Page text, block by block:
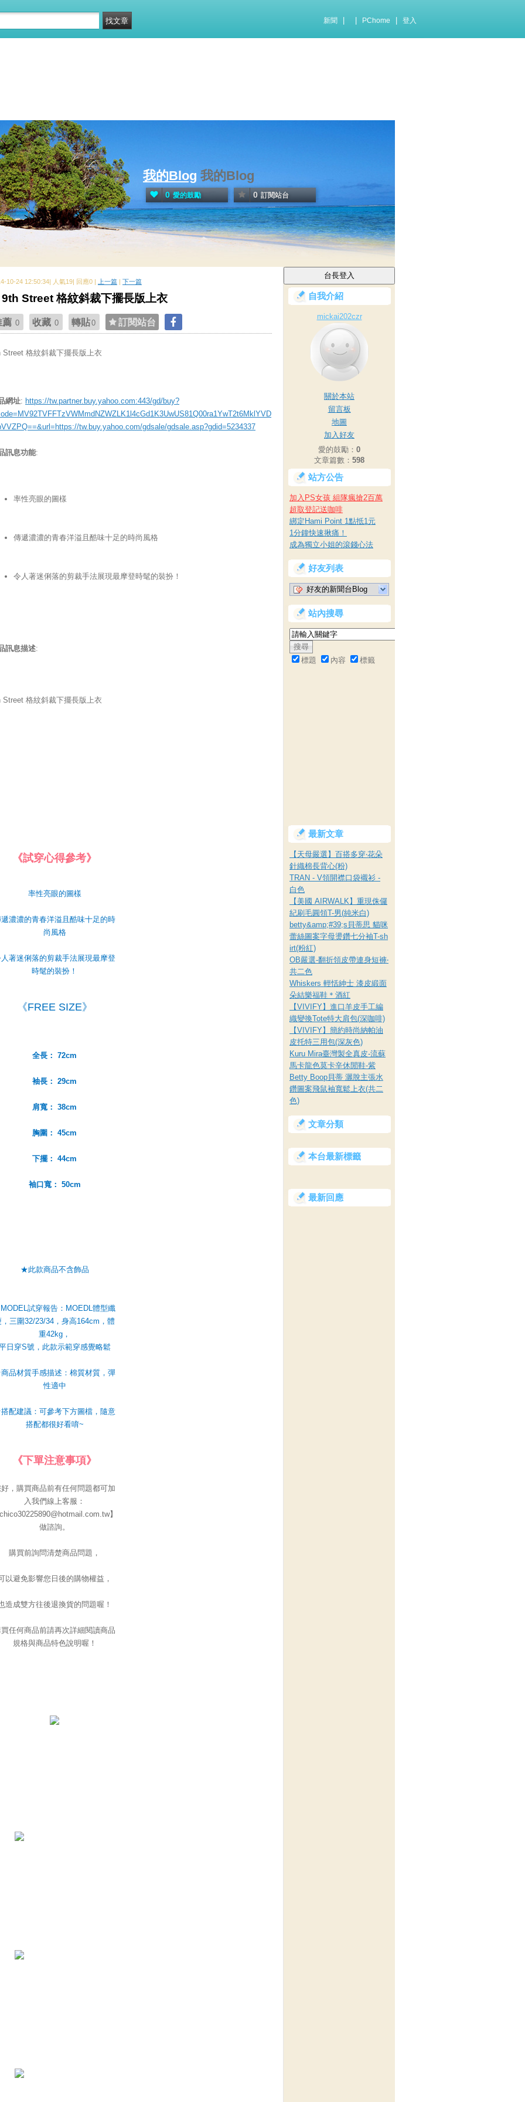
新聞 PChome 登入
我的Blog 我的Blog
0 愛的鼓勵 0 訂閱站台
10-24 12:50:34| 人氣19| 回應0 | 上一篇 | 下一篇
9th Street 格紋斜裁下擺長版上衣
薦 0 收藏 0 轉貼0 訂閱站台
Street 格紋斜裁下擺長版上衣
網址: https://tw.partner.buy.yahoo.com:443/gd/buy?
tw.buy.yahoo.com/gdsale/gdsale.asp?gdid=5234337
訊息功能:
率性亮眼的圖樣
傳遞濃濃的青春洋溢且酷味十足的時尚風格
令人著迷俐落的剪裁手法展現最摩登時髦的裝扮！
訊息描述:
Street 格紋斜裁下擺長版上衣
《試穿心得參考》
率性亮眼的圖樣
濃濃的青春洋溢且酷味十足的時
尚風格
著迷俐落的剪裁手法展現最摩登
時髦的裝扮！
《FREE SIZE》
全長： 72cm
袖長： 29cm
肩寬： 38cm
胸圍： 45cm
下擺： 44cm
袖口寬： 50cm
★此款商品不含飾品
試穿報告：MOEDL體型纖
，三圍32/23/34，身高164cm，體
重42kg，
日穿S號，此款示範穿感覺略鬆
品材質手感描述：棉質材質，彈
性適中
配建議：可參考下方圖檔，隨意
搭配都很好看唷~
《下單注意事項》
，購買商品前有任何問題都可加
入我們線上客服：
】
做諮詢。
購買前詢問清楚商品問題，
以避免影響您日後的購物權益，
造成雙方往後退換貨的問題喔！
任何商品前請再次詳細閱讀商品
規格與商品特色說明喔！
自我介紹
mickai202czr
關於本站
留言板
地圖
加入好友
愛的鼓勵： 0
文章篇數： 598
站方公告
加入PS女孩 組隊瘋搶2百萬
超取登記送咖啡
綁定Hami Point 1點抵1元
1分鐘快速揪痛！
成為獨立小姐的滾錢心法
好友列表
好友的新聞台Blog
站內搜尋
標題 內容 標籤
最新文章
【天母嚴選】百搭多穿‧花朵
針織棉長背心(粉)
TRAN - V領開襟口袋襯衫 -
白色
【美國 AIRWALK】重現侏儸
紀刷毛圓領T-男(純米白)
betty&amp;#39;s貝蒂思 貓咪
蕾絲圖案字母燙鑽七分袖T-sh
irt(粉紅)
OB嚴選-翻折領皮帶連身短褲‧
共二色
Whiskers 輕恬紳士 漆皮緞面
朵結樂福鞋＊酒紅
【VIVIFY】進口羊皮手工編
織變換Tote特大肩包(深咖啡)
【VIVIFY】簡約時尚納帕油
皮托特三用包(深灰色)
Kuru Mira臺灣製全真皮-流蘇
馬卡龍色莫卡辛休閒鞋-紫
Betty Boop貝蒂 灑脫主張水
鑽圖案飛鼠袖寬鬆上衣(共二
色)
文章分類
本台最新標籤
最新回應